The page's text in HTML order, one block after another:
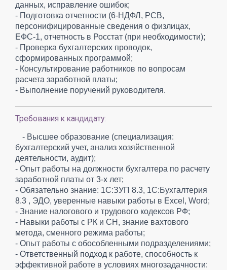
данных, исправление ошибок;
- Подготовка отчетности (6-НДФЛ, РСВ,
персонифицированные сведения о физлицах,
ЕФС-1, отчетность в Росстат (при необходимости);
- Проверка бухгалтерских проводок,
сформированных программой;
- Консультирование работников по вопросам
расчета заработной платы;
- Выполнение поручений руководителя.
Требования к кандидату:
- Высшее образование (специализация:
бухгалтерский учет, анализ хозяйственной
деятельности, аудит);
- Опыт работы на должности бухгалтера по расчету
заработной платы от 3-х лет;
- Обязательно знание: 1С:ЗУП 8.3, 1С:Бухгалтерия
8.3 , ЭДО, уверенные навыки работы в Exсel, Word;
- Знание налогового и трудового кодексов РФ;
- Навыки работы с РК и СН, знание вахтового
метода, сменного режима работы;
- Опыт работы с обособленными подразделениями;
- Ответственный подход к работе, способность к
эффективной работе в условиях многозадачности: